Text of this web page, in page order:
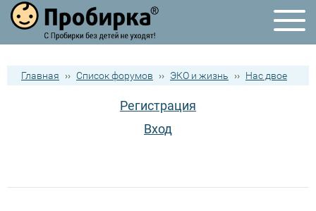
Главная ›› Список форумов ›› ЭКО и жизнь ›› Нас двое
Регистрация
Вход